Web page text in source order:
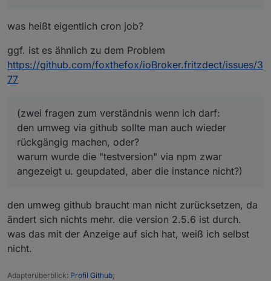
was heißt eigentlich cron job?
ggf. ist es ähnlich zu dem Problem
https://github.com/foxthefox/ioBroker.fritzdect/issues/3
77
(zwei fragen zum verständnis wenn ich darf:
den umweg via github sollte man auch wieder
rückgängig machen, oder?
warum wurde die "testversion" via npm zwar
angezeigt u. geupdated, aber die instance nicht?)
den umweg github braucht man nicht zurücksetzen, da
ändert sich nichts mehr. die version 2.5.6 ist durch.
was das mit der Anzeige auf sich hat, weiß ich selbst
nicht.
Adapterüberblick: Profil Github;